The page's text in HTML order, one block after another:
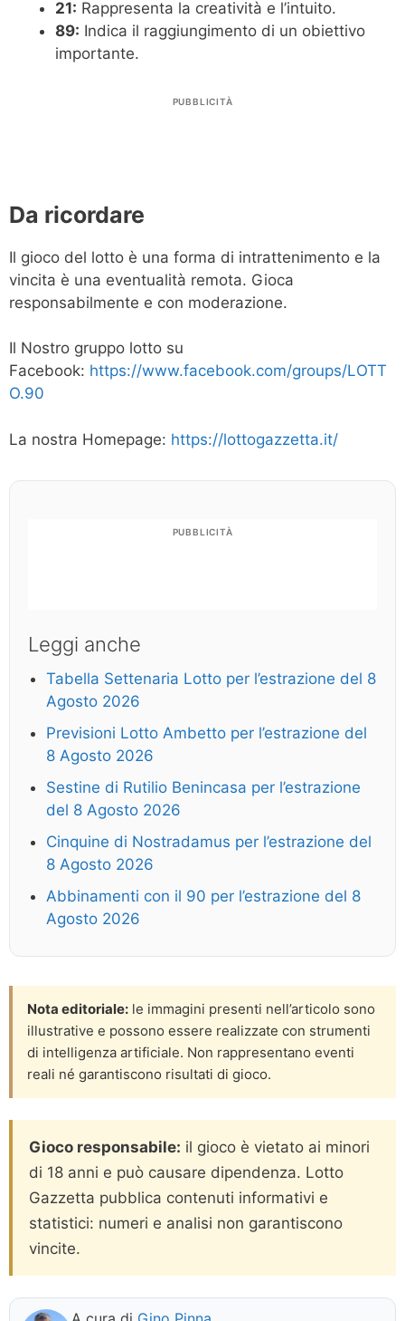
21: Rappresenta la creatività e l’intuito.
89: Indica il raggiungimento di un obiettivo
importante.
PUBBLICITÀ
Da ricordare
Il gioco del lotto è una forma di intrattenimento e la
vincita è una eventualità remota. Gioca
responsabilmente e con moderazione.
Il Nostro gruppo lotto su
Facebook: https://www.facebook.com/groups/LOTT
O.90
La nostra Homepage: https://lottogazzetta.it/
PUBBLICITÀ
Leggi anche
Tabella Settenaria Lotto per l’estrazione del 8
Agosto 2026
Previsioni Lotto Ambetto per l’estrazione del
8 Agosto 2026
Sestine di Rutilio Benincasa per l’estrazione
del 8 Agosto 2026
Cinquine di Nostradamus per l’estrazione del
8 Agosto 2026
Abbinamenti con il 90 per l’estrazione del 8
Agosto 2026
Nota editoriale: le immagini presenti nell’articolo sono
illustrative e possono essere realizzate con strumenti
di intelligenza artificiale. Non rappresentano eventi
reali né garantiscono risultati di gioco.
Gioco responsabile: il gioco è vietato ai minori
di 18 anni e può causare dipendenza. Lotto
Gazzetta pubblica contenuti informativi e
statistici: numeri e analisi non garantiscono
vincite.